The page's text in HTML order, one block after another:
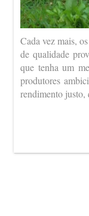
Cada vez mais,
de qualidade
que tenha um
produtores
rendimento justo,